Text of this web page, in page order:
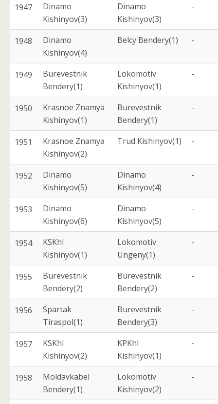
1947
Dinamo
Kishinyov(3)
Dinamo
Kishinyov(3)
-
1948
Dinamo
Kishinyov(4)
Belcy Bendery(1) -
1949
Burevestnik
Bendery(1)
Lokomotiv
Kishinyov(1)
-
1950
Krasnoe Znamya
Kishinyov(1)
Burevestnik
Bendery(1)
-
1951
Krasnoe Znamya
Kishinyov(2)
Trud Kishinyov(1) -
1952
Dinamo
Kishinyov(5)
Dinamo
Kishinyov(4)
-
1953
Dinamo
Kishinyov(6)
Dinamo
Kishinyov(5)
-
1954
KSKhI
Kishinyov(1)
Lokomotiv
Ungeny(1)
-
1955
Burevestnik
Bendery(2)
Burevestnik
Bendery(2)
-
1956
Spartak
Tiraspol(1)
Burevestnik
Bendery(3)
-
1957
KSKhI
Kishinyov(2)
KPKhI
Kishinyov(1)
-
1958
Moldavkabel
Bendery(1)
Lokomotiv
Kishinyov(2)
-